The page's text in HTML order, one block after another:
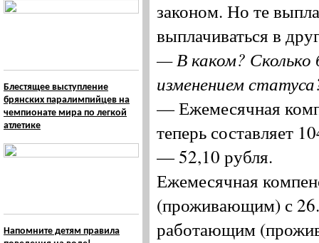
Блестящее выступление
брянских паралимпийцев на
чемпионате мира по легкой
атлетике
Напомните детям правила
законом. Но те
выплачиваться в
— В каком? Сколько
изменением
— Ежемесячная
теперь составляет
— 52,10 рубля.
Ежемесячная
(проживающим) с
работающим